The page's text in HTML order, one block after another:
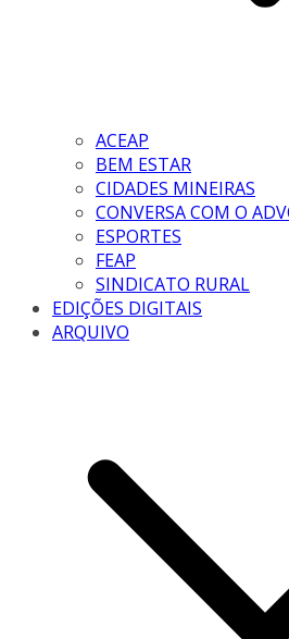
ACEAP
BEM ESTAR
CIDADES MINEIRAS
CONVERSA COM O
ESPORTES
FEAP
SINDICATO RURAL
EDIÇÕES DIGITAIS
ARQUIVO